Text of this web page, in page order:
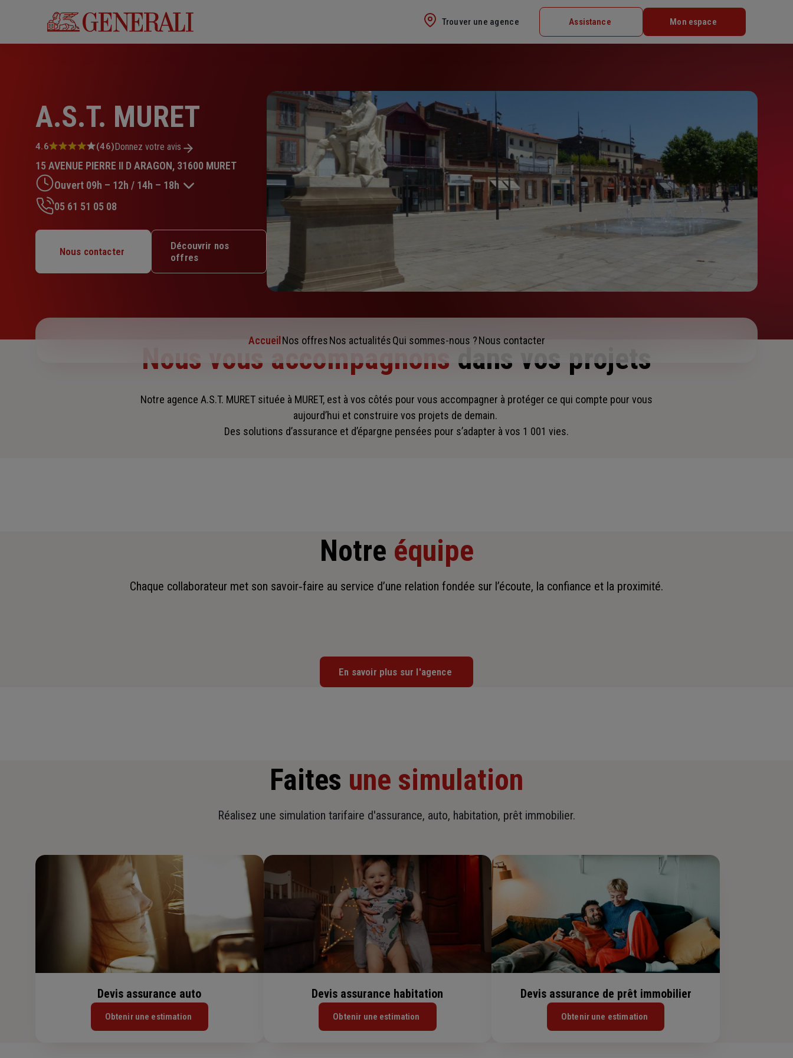
Trouver une agence Assistance Mon espace
A.S.T. MURET
Note
4.6
sur
5
étoiles
4.6 (46)Donnez votre avis
15 AVENUE PIERRE II D ARAGON, 31600 MURET
Ouvert 09h – 12h / 14h – 18h
Mardi : 09h – 12h / 14h – 18h
Mercredi : 09h – 12h / 14h – 18h
05 61 51 05 08
Nous contacter
Découvrir nos
offres
Accueil Nos offresNos actualitésQui sommes-nous ?Nous contacter
Nous vous accompagnons dans vos projets
Notre agence A.S.T. MURET située à MURET, est à vos côtés pour vous accompagner à protéger ce qui compte pour vous
aujourd’hui et construire vos projets de demain.
Des solutions d’assurance et d’épargne pensées pour s’adapter à vos 1 001 vies.
Notre équipe
Chaque collaborateur met son savoir‑faire au service d’une relation fondée sur l’écoute, la confiance et la proximité.
En savoir plus sur l'agence
Faites une simulation
Réalisez une simulation tarifaire d'assurance, auto, habitation, prêt immobilier.
Devis assurance auto
Obtenir une estimation
Devis assurance habitation
Obtenir une estimation
Devis assurance de prêt immobilier
Obtenir une estimation